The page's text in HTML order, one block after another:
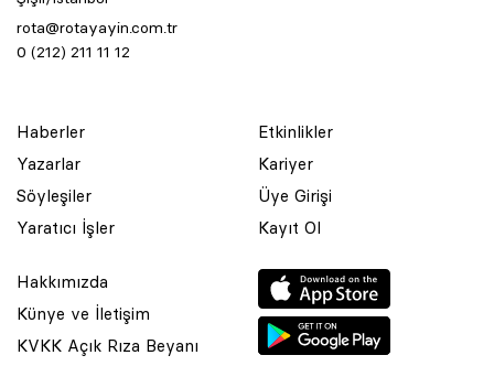
rota@rotayayin.com.tr
0 (212) 211 11 12
Haberler
Yazarlar
Söyleşiler
Yaratıcı İşler
Etkinlikler
Kariyer
Üye Girişi
Kayıt Ol
Hakkımızda
Künye ve İletişim
KVKK Açık Rıza Beyanı